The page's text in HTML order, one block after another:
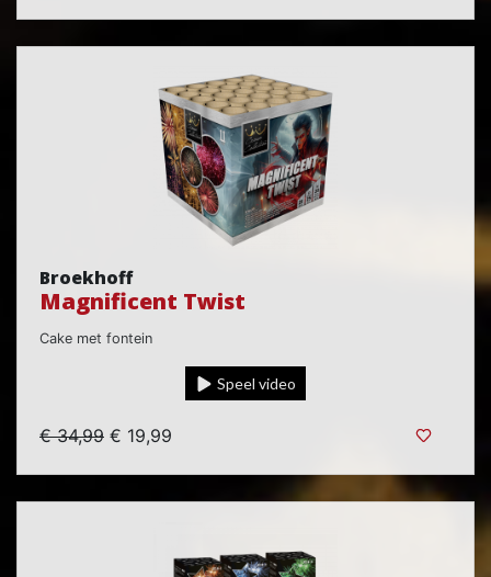
Broekhoff
Magnificent Twist
Cake met fontein
Speel video
€ 34,99 € 19,99